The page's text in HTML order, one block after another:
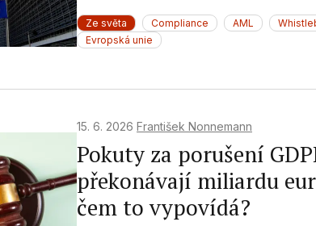
Ze světa Compliance AML
Evropská unie
15. 6. 2026 František Nonnemann
Pokuty za porušení
překonávají miliardu
čem to vypovídá?
or combinations of data from different
requested